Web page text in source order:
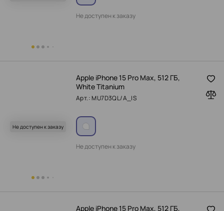
Не доступен к заказу
Не доступен к заказу
Apple iPhone 15 Pro Max, 512 ГБ,
White Titanium
Арт.: MU7D3QL/A_IS
Не доступен к заказу
Apple iPhone 15 Pro Max, 512 ГБ,